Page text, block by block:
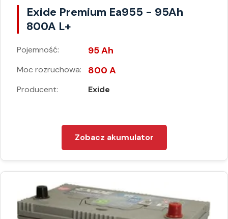
Exide Premium Ea955 - 95Ah
800A L+
Pojemność: 95 Ah
Moc rozruchowa: 800 A
Producent: Exide
Zobacz akumulator